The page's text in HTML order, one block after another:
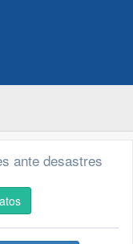
ante desastres